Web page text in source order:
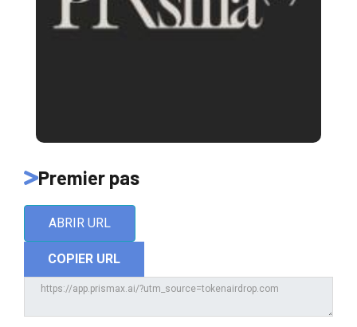
Premier pas
ABRIR URL
COPIER URL